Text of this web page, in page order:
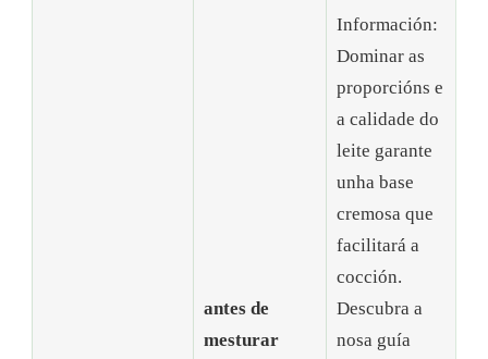
antes de
mesturar
Información:
Dominar as
proporcións e
a calidade do
leite garante
unha base
cremosa que
facilitará a
cocción.
Descubra a
nosa guía